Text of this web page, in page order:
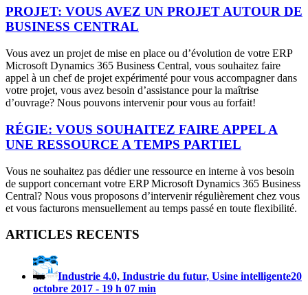
PROJET: VOUS AVEZ UN PROJET AUTOUR DE
BUSINESS CENTRAL
Vous avez un projet de mise en place ou d’évolution de votre ERP
Microsoft Dynamics 365 Business Central, vous souhaitez faire
appel à un chef de projet expérimenté pour vous accompagner dans
votre projet, vous avez besoin d’assistance pour la maîtrise
d’ouvrage? Nous pouvons intervenir pour vous au forfait!
RÉGIE: VOUS SOUHAITEZ FAIRE APPEL A
UNE RESSOURCE A TEMPS PARTIEL
Vous ne souhaitez pas dédier une ressource en interne à vos besoin
de support concernant votre ERP Microsoft Dynamics 365 Business
Central? Nous vous proposons d’intervenir régulièrement chez vous
et vous facturons mensuellement au temps passé en toute flexibilité.
ARTICLES RECENTS
Industrie 4.0, Industrie du futur, Usine intelligente20
octobre 2017 - 19 h 07 min